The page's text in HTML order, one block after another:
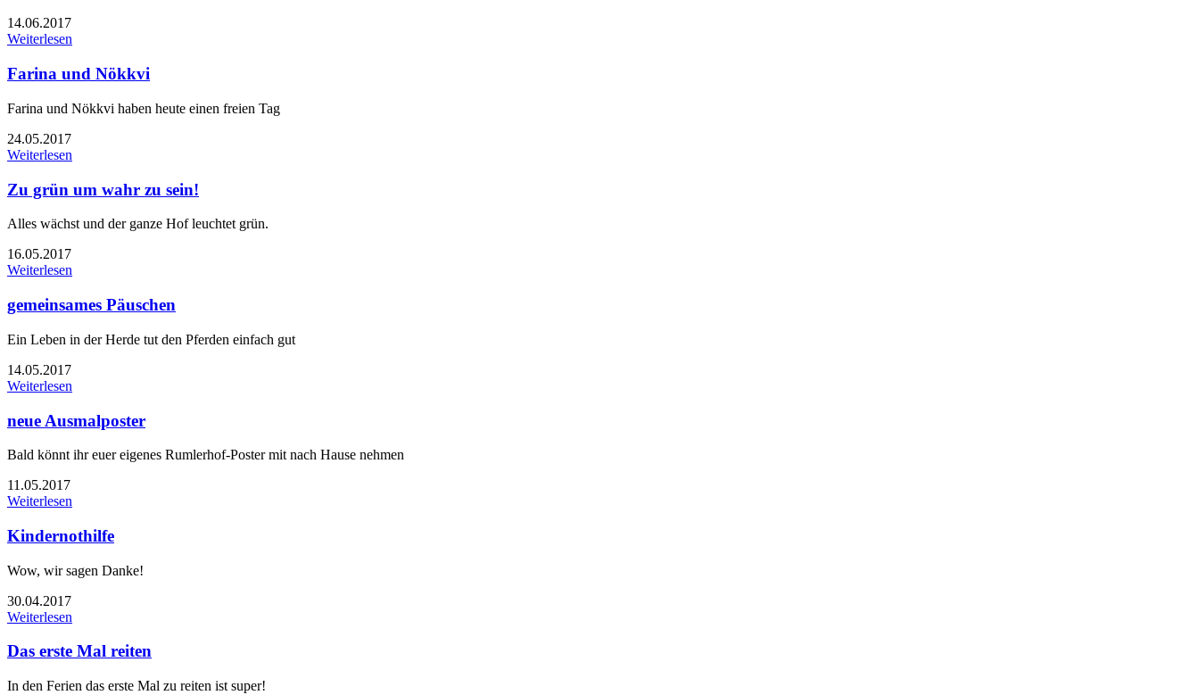
14.06.2017
Weiterlesen
Farina und Nökkvi
Farina und Nökkvi haben heute einen freien Tag
24.05.2017
Weiterlesen
Zu grün um wahr zu sein!
Alles wächst und der ganze Hof leuchtet grün.
16.05.2017
Weiterlesen
gemeinsames Päuschen
Ein Leben in der Herde tut den Pferden einfach gut
14.05.2017
Weiterlesen
neue Ausmalposter
Bald könnt ihr euer eigenes Rumlerhof-Poster mit nach Hause nehmen
11.05.2017
Weiterlesen
Kindernothilfe
Wow, wir sagen Danke!
30.04.2017
Weiterlesen
Das erste Mal reiten
In den Ferien das erste Mal zu reiten ist super!